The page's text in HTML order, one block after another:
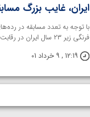
ایران، غایب بزرگ
با توجه به تعدد مسابقه در
فرنگی زیر ۲۳ سال ایران در رقابت‌های امیدهای آسیا شرکت نخواهند کرد. خانه ...
12:19 , 9 خرداد 01